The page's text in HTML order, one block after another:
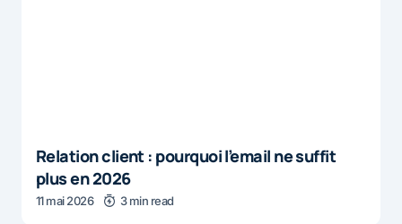
Relation client : pourquoi l’email ne suffit
plus en 2026
11 mai 2026 3 min read